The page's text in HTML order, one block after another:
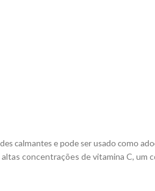
calmantes e pode ser usado como
concentrações de vitamina C, um